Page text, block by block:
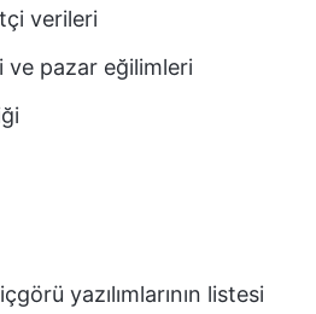
verileri
ve pazar eğilimleri
yazılımlarının listesi